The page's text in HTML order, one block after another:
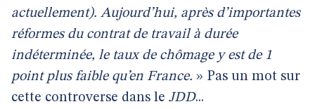
actuellement). Aujourd’hui, après d’importantes
réformes du contrat de travail à durée
indéterminée, le taux de chômage y est de 1
point plus faible qu’en France. » Pas un mot sur
cette controverse dans le JDD...